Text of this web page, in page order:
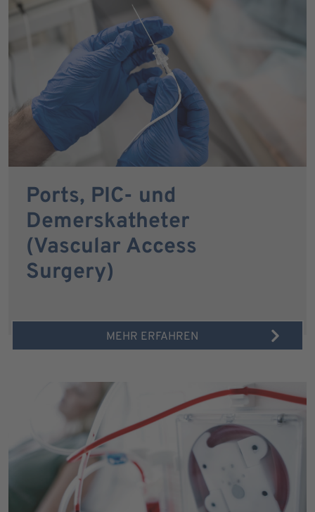
Ports, PIC- und
Demerskatheter
(Vascular Access
Surgery)
MEHR ERFAHREN